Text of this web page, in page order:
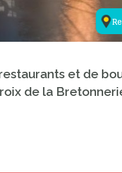
et de
de la